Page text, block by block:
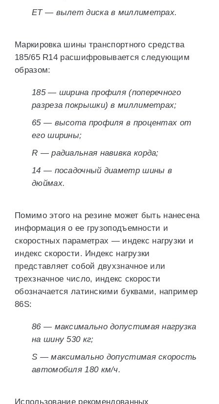
ET — вылет диска в миллиметрах.
Маркировка шины транспортного средства
185/65 R14 расшифровывается следующим
образом:
185 — ширина профиля (поперечного
разреза покрышки) в миллиметрах;
65 — высота профиля в процентах от
его ширины;
R — радиальная навивка корда;
14 — посадочный диаметр шины в
дюймах.
Помимо этого на резине может быть нанесена
информация о ее грузоподъемности и
скоростных параметрах — индекс нагрузки и
индекс скорости. Индекс нагрузки
представляет собой двухзначное или
трехзначное число, индекс скорости
обозначается латинскими буквами, например
86S:
86 — максимально допустимая нагрузка
на шину 530 кг;
S — максимально допустимая скорость
автомобиля 180 км/ч.
Использование рекомендованных